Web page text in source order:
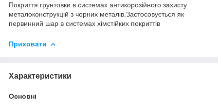
Покриття грунтовки в системах антикорозійного захисту
металоконструкцій з чорних металів.Застосовується як
первинний шар в системах хімстійких покриттів
Приховати
Характеристики
Основні